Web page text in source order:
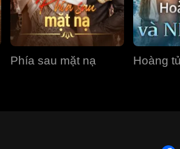
Phía sau mặt nạ Hoàng